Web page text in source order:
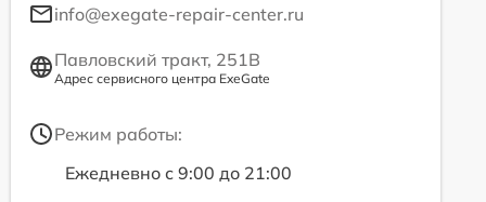
info@exegate-repair-center.ru
Павловский тракт, 251В
Адрес сервисного центра ExeGate
Режим работы:
Ежедневно с 9:00 до 21:00